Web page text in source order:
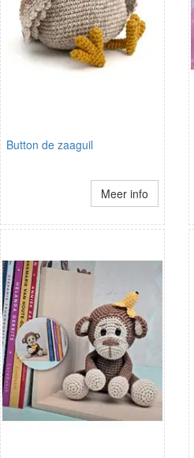
Button de zaaguil
Meer info